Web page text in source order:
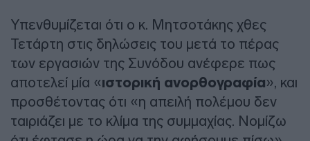
Υπενθυμίζεται ότι ο κ. Μητσοτάκης χθες
Τετάρτη στις δηλώσεις του μετά το πέρας
των εργασιών της Συνόδου ανέφερε πως
αποτελεί μία «ιστορική ανορθογραφία», και
προσθέτοντας ότι «η απειλή πολέμου δεν
ταιριάζει με το κλίμα της συμμαχίας. Νομίζω